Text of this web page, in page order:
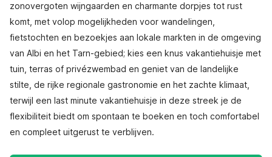
zonovergoten wijngaarden en charmante dorpjes tot rust
komt, met volop mogelijkheden voor wandelingen,
fietstochten en bezoekjes aan lokale markten in de omgeving
van Albi en het Tarn-gebied; kies een knus vakantiehuisje met
tuin, terras of privézwembad en geniet van de landelijke
stilte, de rijke regionale gastronomie en het zachte klimaat,
terwijl een last minute vakantiehuisje in deze streek je de
flexibiliteit biedt om spontaan te boeken en toch comfortabel
en compleet uitgerust te verblijven.